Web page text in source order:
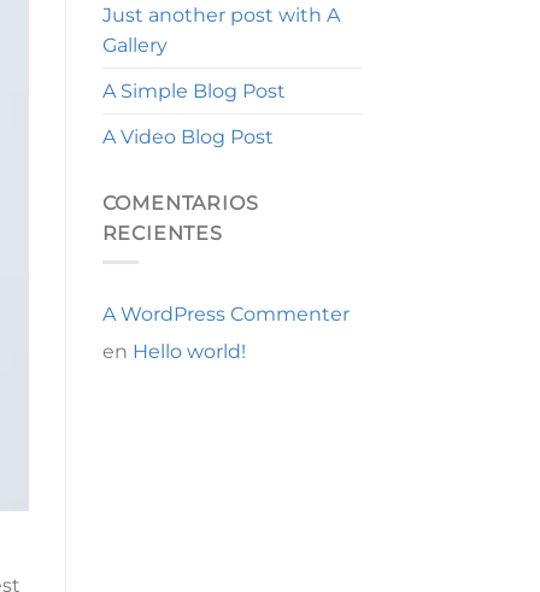
Just another post with A
Gallery
A Simple Blog Post
A Video Blog Post
COMENTARIOS
RECIENTES
A WordPress Commenter
en Hello world!